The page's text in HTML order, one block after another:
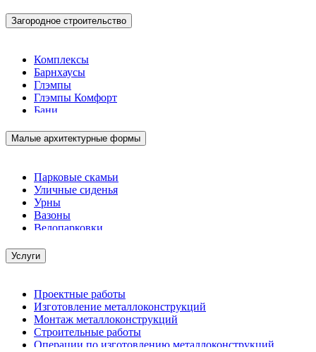
Загородное строительство
Комплексы
Барнхаусы
Глэмпы
Глэмпы Комфорт
Бани
Малые архитектурные формы
Парковые скамьи
Уличные сиденья
Урны
Вазоны
Велопарковки
Услуги
Проектные работы
Изготовление металлоконструкций
Монтаж металлоконструкций
Строительные работы
Операции по изготовлению металлоконструкций